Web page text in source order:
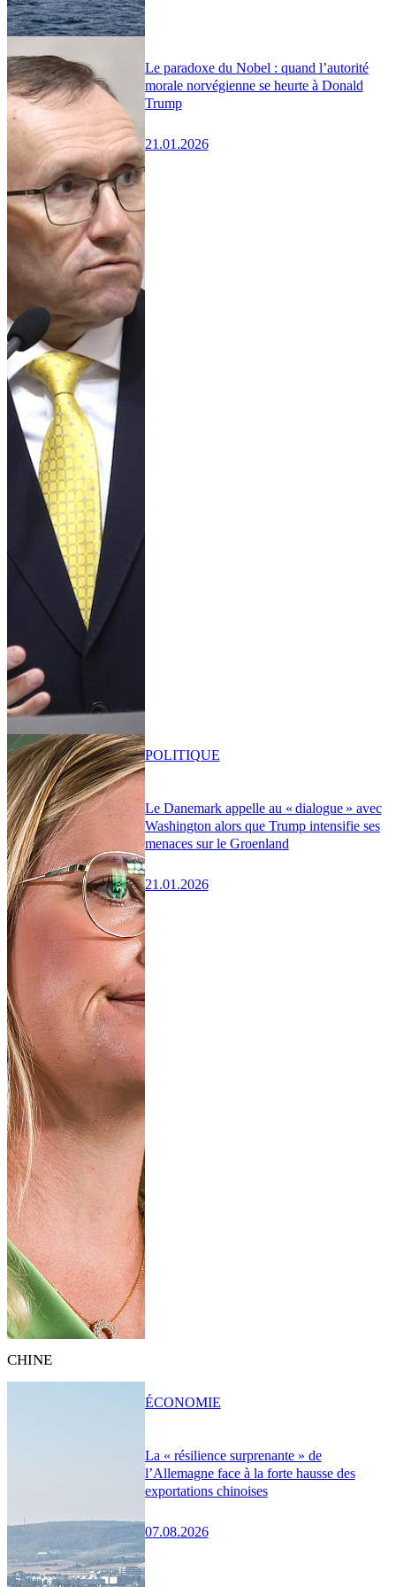
Le paradoxe du Nobel : quand l’autorité
morale norvégienne se heurte à Donald
Trump
21.01.2026
Le Danemark appelle au « dialogue » avec
Washington alors que Trump intensifie ses
menaces sur le Groenland
21.01.2026
POLITIQUE
CHINE
La « résilience surprenante » de
l’Allemagne face à la forte hausse des
exportations chinoises
07.08.2026
ÉCONOMIE